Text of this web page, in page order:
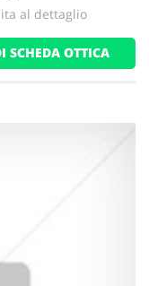
al dettaglio
SCHEDA OTTICA